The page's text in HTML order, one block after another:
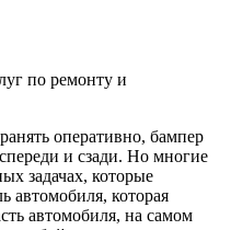
по ремонту и
оперативно, бампер
и сзади. Но многие
задачах, которые
автомобиля, которая
автомобиля, на самом